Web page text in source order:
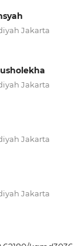
Jakarta
Jakarta
Jakarta
Jakarta